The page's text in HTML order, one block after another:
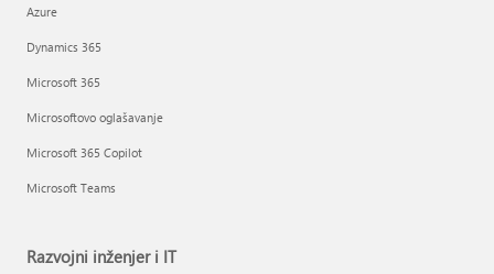
Azure
Dynamics 365
Microsoft 365
Microsoftovo oglašavanje
Microsoft 365 Copilot
Microsoft Teams
Razvojni inženjer i IT